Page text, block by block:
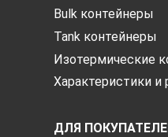
Bulk контейнеры
Tank контейнеры
Изотермические
Характеристики
ДЛЯ